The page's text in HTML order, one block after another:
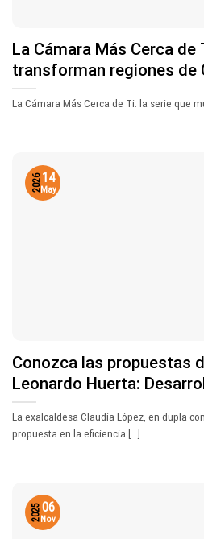
La Cámara Más Cerca de
transforman regiones de
La Cámara Más Cerca de Ti: la serie que
Conozca las propuestas
Leonardo Huerta:
La exalcaldesa Claudia López, en dupla
propuesta en la eficiencia [...]
14
May
2026
06
Nov
2025